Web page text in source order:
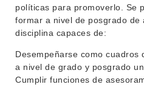
políticas para promoverlo. Se
formar a nivel de posgrado de
disciplina capaces de:
Desempeñarse como cuadros
a nivel de grado y posgrado
Cumplir funciones de